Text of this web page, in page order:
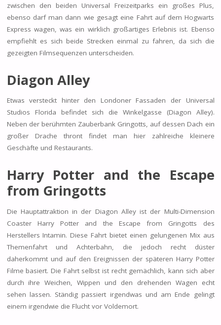
zwischen den beiden Universal Freizeitparks ein großes Plus,
ebenso darf man dann wie gesagt eine Fahrt auf dem Hogwarts
Express wagen, was ein wirklich großartiges Erlebnis ist. Ebenso
empfiehlt es sich beide Strecken einmal zu fahren, da sich die
gezeigten Filmsequenzen unterscheiden.
Diagon Alley
Etwas versteckt hinter den Londoner Fassaden der Universal
Studios Florida befindet sich die Winkelgasse (Diagon Alley).
Neben der berühmten Zauberbank Gringotts, auf dessen Dach ein
großer Drache thront findet man hier zahlreiche kleinere
Geschäfte und Restaurants.
Harry Potter and the Escape
from Gringotts
Die Hauptattraktion in der Diagon Alley ist der Multi-Dimension
Coaster Harry Potter and the Escape from Gringotts des
Herstellers Intamin. Diese Fahrt bietet einen gelungenen Mix aus
Themenfahrt und Achterbahn, die jedoch recht düster
daherkommt und auf den Ereignissen der späteren Harry Potter
Filme basiert. Die Fahrt selbst ist recht gemächlich, kann sich aber
durch ihre Weichen, Wippen und den drehenden Wagen echt
sehen lassen. Ständig passiert irgendwas und am Ende gelingt
einem irgendwie die Flucht vor Voldemort.